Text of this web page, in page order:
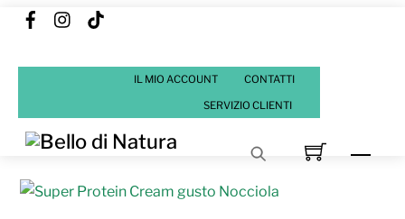
Skip
content
FacebookInstagram
IL MIO ACCOUNT CONTATTI
SERVIZIO CLIENTI